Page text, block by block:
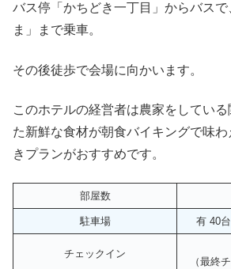
バス停「かちどき一丁目」からバス
ま」まで乗車。
その後徒歩で会場に向かいます。
このホテルの経営者は農家をしてい
た新鮮な食材が朝食バイキングで味
きプランがおすすめです。
部屋数
駐車場 有 40
チェックイン
（最終